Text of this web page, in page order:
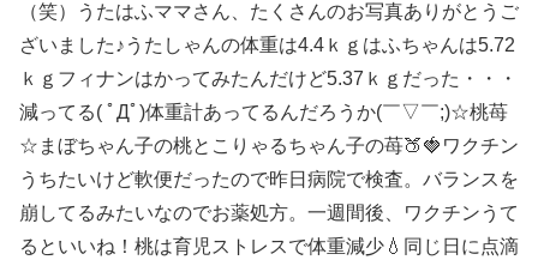
（笑）うたはふママさん、たくさんのお写真ありがとうご
ざいました♪うたしゃんの体重は4.4ｋｇはふちゃんは5.72
ｋｇフィナンはかってみたんだけど5.37ｋｇだった・・・
減ってる( ﾟДﾟ)体重計あってるんだろうか(￣▽￣;)☆桃苺
☆まぼちゃん子の桃とこりゃるちゃん子の苺🍑🍓ワクチン
うちたいけど軟便だったので昨日病院で検査。バランスを
崩してるみたいなのでお薬処方。一週間後、ワクチンうて
るといいね！桃は育児ストレスで体重減少💧同じ日に点滴